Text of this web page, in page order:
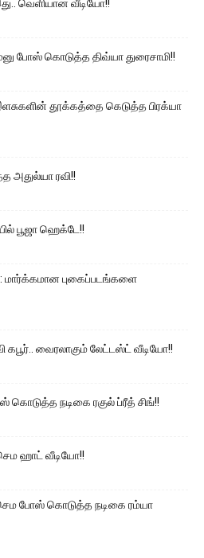
வெளியான வீடியோ!!
போஸ் கொடுத்த திவ்யா துரைசாமி!!
தூக்கத்தை கெடுத்த பிரக்யா
அதுல்யா ரவி!!
பூஜா ஹெக்டே!!
: மார்க்கமான புகைப்படங்களை
கபூர்.. வைரலாகும் லேட்டஸ்ட் வீடியோ!!
நடிகை ரகுல் ப்ரீத் சிங்!!
செம ஹாட் வீடியோ!!
போஸ் கொடுத்த நடிகை ரம்யா